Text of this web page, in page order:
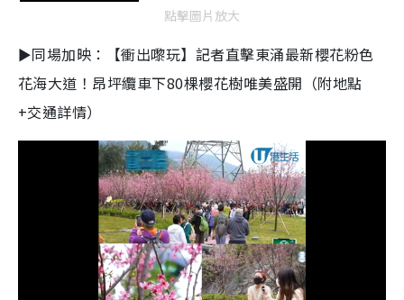
點擊圖片放大
►同場加映：【衝出嚟玩】記者直擊東涌最新櫻花粉色
花海大道！昂坪纜車下80棵櫻花樹唯美盛開（附地點
+交通詳情）